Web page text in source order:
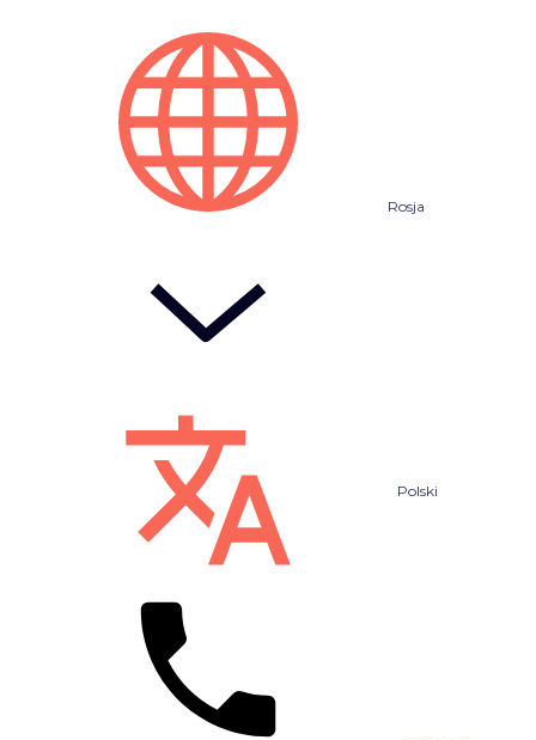
Rosja
Polski